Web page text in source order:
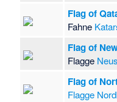
Flag of
Fahne
Flag of
Flagge
Flag of
Flagge